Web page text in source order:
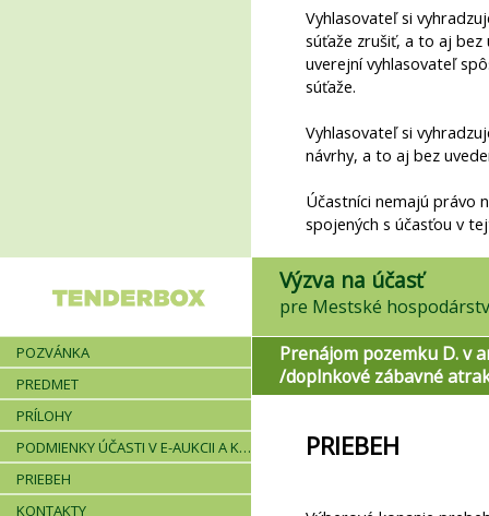
Vyhlasovateľ si
súťaže zrušiť, a to aj bez
uverejní vyhlasovateľ
súťaže.
Vyhlasovateľ si
návrhy, a to aj bez
Účastníci nemajú právo
spojených s účasťou v
Výzva na účasť
pre Mestské
POZVÁNKA
PREDMET
PRÍLOHY
PODMIENKY ÚČASTI V E-AUKCII A KRITÉRIÁ
PRIEBEH
KONTAKTY
Prenájom pozemku D. v
/doplnkové zábavné
PRIEBEH